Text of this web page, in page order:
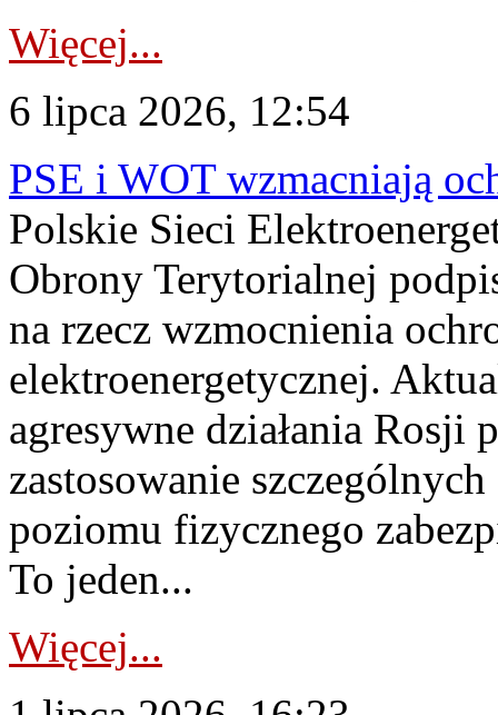
Więcej...
6 lipca 2026, 12:54
PSE i WOT wzmacniają
Polskie Sieci
Obrony Terytorialnej
na rzecz wzmocnienia
elektroenergetycznej.
agresywne działania Rosji
zastosowanie
poziomu fizycznego
To jeden...
Więcej...